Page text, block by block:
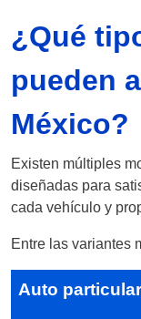
¿Qué
pueden
México?
Existen múltiples
diseñadas para
cada vehículo y
Entre las variantes
Auto